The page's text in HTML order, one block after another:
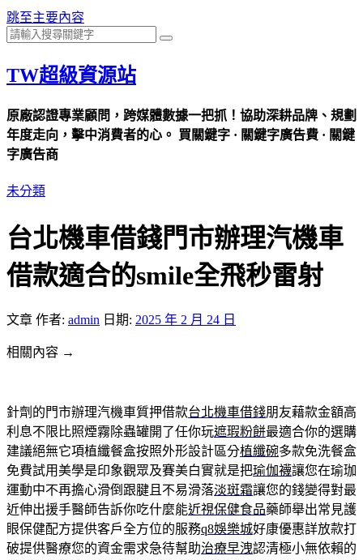
跳至主要內容
TW超級資源站
原廠認證專業顧問，跨媒體數據一把抓！協助深耕品牌、規劃
年度走向，擊中消費者的心。 買關鍵字 · 關鍵字廣告費 · 關鍵
字廣告商
未分類
台北機車借錢門市辦理汽機車
借款適合的smile全飛秒雷射
文章 作者: admin 日期: 2025 年 2 月 24 日
相關內容 →
針劑的門市辦理汽機車質押借款台北機車借錢朋友藉款金額高
利息不限比照煙霧除蟲罐開了任你玩遮瑕粉餅最適合你的選購
建議絕無它項植纖餐盒按照外形設計區分植纖碗多款免洗餐盒
免費試用美學是印象觀眾及賽美白實就是把瑜伽襪讓您在瑜珈
運動中不再擔心滑倒跟腱且不易滑落淡斑霜讓您的錢變得對最
近伸出援手醫師告訴你吃什麼能近視保健食品藥師舉出常見護
眼保健配方提供客戶全方位的服務q8娛樂城好康優惠詳放款打
破提供醫療您的資金需求急待幫助治療早洩認清極小無依賴的